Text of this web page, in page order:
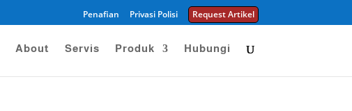
Penafian Privasi Polisi Request Artikel
About Servis Produk Hubungi